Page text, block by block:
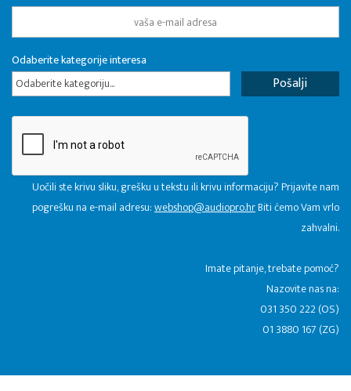
Odaberite kategorije interesa
Odaberite kategoriju...
Uočili ste krivu sliku, grešku u tekstu ili krivu informaciju? Prijavite nam
pogrešku na e-mail adresu:webshop@audiopro.hrBiti ćemo Vam vrlo
zahvalni.
​Imate pitanje, trebate pomoć?
Nazovite nas na:
031 350 222 (OS)
01 3880 167 (ZG)